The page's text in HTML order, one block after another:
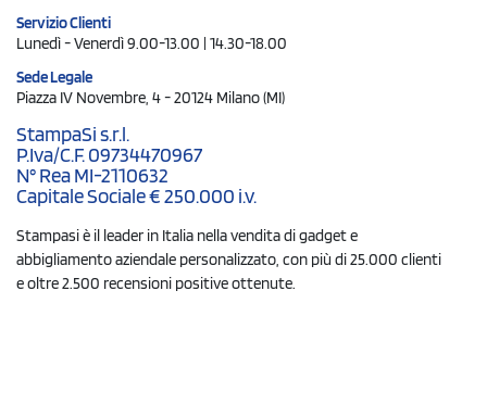
Servizio Clienti
Lunedì - Venerdì 9.00-13.00 | 14.30-18.00
Sede Legale
Piazza IV Novembre, 4 - 20124 Milano (MI)
StampaSi s.r.l.
P.Iva/C.F. 09734470967
N° Rea MI-2110632
Capitale Sociale € 250.000 i.v.
Stampasi è il leader in Italia nella vendita di gadget e
abbigliamento aziendale personalizzato, con più di 25.000 clienti
e oltre 2.500 recensioni positive ottenute.